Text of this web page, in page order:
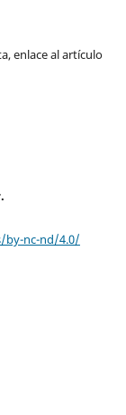
enlace al artículo
by-nc-nd/4.0/